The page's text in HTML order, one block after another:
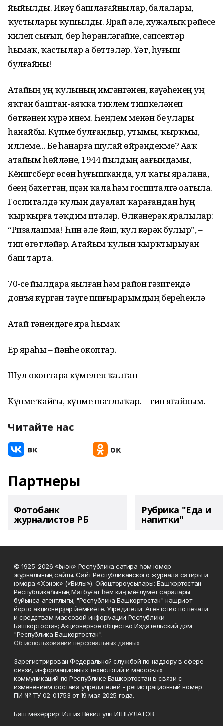
йыйылды. Икәү башлағайнылар, балалары,
ҡустылары ҡушылды. Ярай әле, хужалыҡ рәйесе
килеп сығып, бер һөрәнләгәйне, сәпсектәр
һымаҡ, ҡастылар ҙа бөттөләр. Үәт, һуғыш
булғайны!
Атайҙың уң ҡулының имгәнгәнен, кәүҙәһенең уң
яҡтан баштан-аяҡҡа тиклем тишкеләнеп
бөткәнен күрә инем. Һеңлем менән беҙ уларҙы
һанайбыҙ. Күпме булғандыр, утыҙмы, ҡырҡмы,
иллеме... Беҙ һанарға шулай өйрәндекме? Аҙаҡ
атайым һөйләне, 1944 йылдың аҙағындамы,
Кёнигсберг өсөн һуғышҡанда, ул ҡаты яралана,
беҙҙең бәхеттән, иҫән ҡала һәм госпиталгә оҙатыла.
Госпиталдә ҡулын дауалап ҡарағандан һуң
ҡырҡырға тәҡдим итәләр. Өлкәнерәк яралылар:
“Ризалашма! Һин әле йәш, ҡул кәрәк булыр”, –
тип өгөтләйҙәр. Атайым ҡулын ҡырҡтырыуҙан
баш тарта.
70-се йылдарҙа яҙылған һәм район гәзитендә
донъя күргән тәүге шиғырҙарымдың береһенлә
Атай тәнендәге яра һымаҡ
Ер яраһы – йәнһеҙ окоптар.
Шул окоптарҙа күмелеп ҡалған
Күпме ҡайғы, күпме шатлыҡар. – тип яҙғайным.
Читайте нас
Партнеры
Фотобанк
журналистов РБ
Рубрика "Еда и
напитки"
© 1925-2026 «Һәнәк» Республика сатира һәм юмор
журналының сайты. Сайт Республиканского журнала сатиры и
юмора «Хэнэк» («Вилы»). Ойоштороусылары: Башҡортостан
Республикаһының Матбуғат һәм киң мәғлүмәт саралары
буйынса агентлығы; "Республика Башкортостан" нәшриәт
йорто акционерҙар йәмғиәте. Учредители: Агентство по печати
и средствам массовой информации Республики
Башкортостан; Акционерное общество Издательский дом
"Республика Башкортостан".
Об использовании персональных данных
Зарегистрирован Федеральной службой по надзору в сфере
связи, информационных технологий и массовых
коммуникаций по Республике Башкортостан в связи с
изменением состава учредителей - регистрационный номер
ПИ № ТУ 02-01753 от 19 мая 2025 года.
Баш мөхәррир: Илгиз Вәкил улы ИШБУЛАТОВ